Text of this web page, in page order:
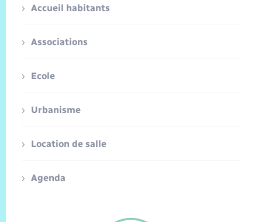
Accueil habitants
Associations
Ecole
Urbanisme
Location de salle
Agenda